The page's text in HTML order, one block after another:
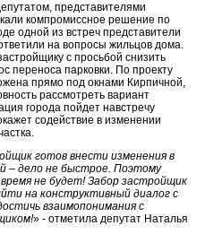
представителями
компромиссное решение по
одной из встреч представители
на вопросы жильцов дома.
с просьбой снизить
переноса парковки. По проекту
прямо под окнами Кирпичной,
рассмотреть вариант
города пойдет навстречу
содействие в изменении
готов внести изменения в
– дело не быстрое. Поэтому
не будет! Забор застройщик
на конструктивный диалог с
взаимопонимания с
» - отметила депутат Наталья